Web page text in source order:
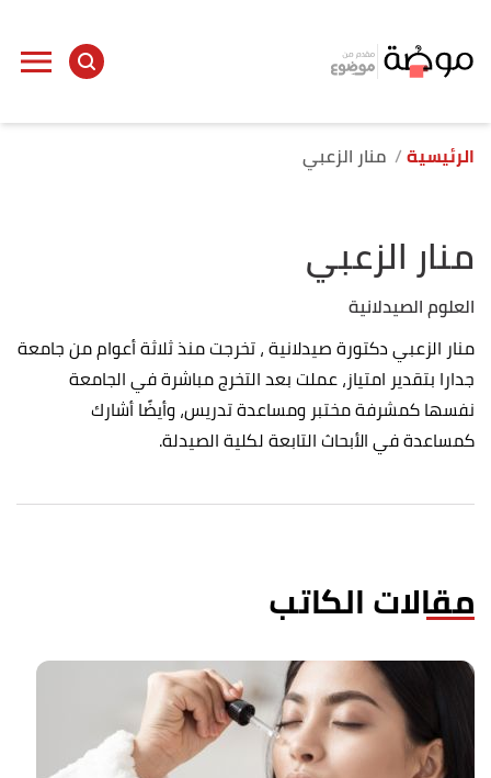
الرئيسية منار الزعبي
منار الزعبي
العلوم الصيدلانية
منار الزعبي دكتورة صيدلانية ، تخرجت منذ ثلاثة أعوام من جامعة
جدارا بتقدير امتياز، عملت بعد التخرج مباشرة في الجامعة
نفسها كمشرفة مختبر ومساعدة تدريس، وأيضًا أشارك
كمساعدة في الأبحاث التابعة لكلية الصيدلة.
مقالات الكاتب